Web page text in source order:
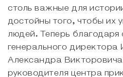
столь важные для
достойны того, чтобы их
людей. Теперь благодаря
генерального
Александра
руководителя центра